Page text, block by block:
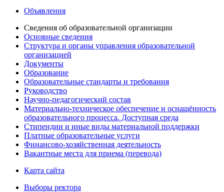
Объявления
Сведения об образовательной организации
Основные сведения
Структура и органы управления образовательной
организацией
Документы
Образование
Образовательные стандарты и требования
Руководство
Научно-педагогический состав
Материально-техническое обеспечение и оснащённость
образовательного процесса. Доступная среда
Стипендии и иные виды материальной поддержки
Платные образовательные услуги
Финансово-хозяйственная деятельность
Вакантные места для приема (перевода)
Карта сайта
Выборы ректора